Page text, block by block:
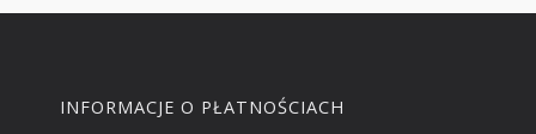
INFORMACJE O PŁATNOŚCIACH